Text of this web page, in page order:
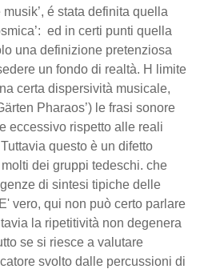
é stata definita quella
ed in certi punti quella
una definizione pretenziosa
un fondo di realtà. H limite
certa dispersività musicale,
Pharaos’) le frasi sonore
eccessivo rispetto alle reali
questo è un difetto
dei gruppi tedeschi. che
di sintesi tipiche delle
vero, qui non può certo parlare
la ripetitività non degenera
se si riesce a valutare
svolto dalle percussioni di